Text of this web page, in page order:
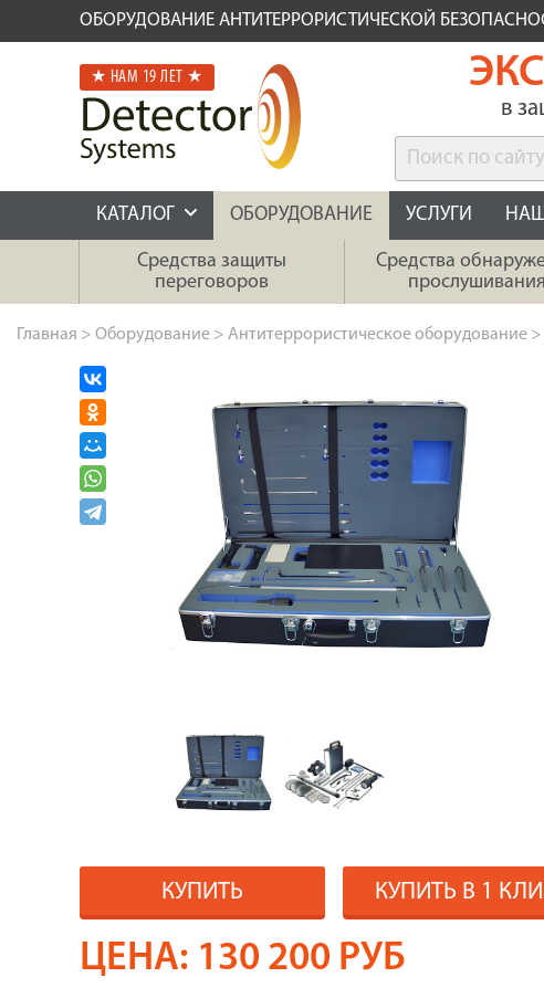
ОБОРУДОВАНИЕ АНТИТЕРРОРИСТИЧЕСКОЙ
★ НАМ 19 ЛЕТ ★
в
КАТАЛОГ ОБОРУДОВАНИЕ УСЛУГИ
Средства защиты
переговоров
Средства
прослушивания
Главная > Оборудование > Антитеррористическое оборудование >
КУПИТЬ КУПИТЬ В 1
ЦЕНА: 130 200 РУБ